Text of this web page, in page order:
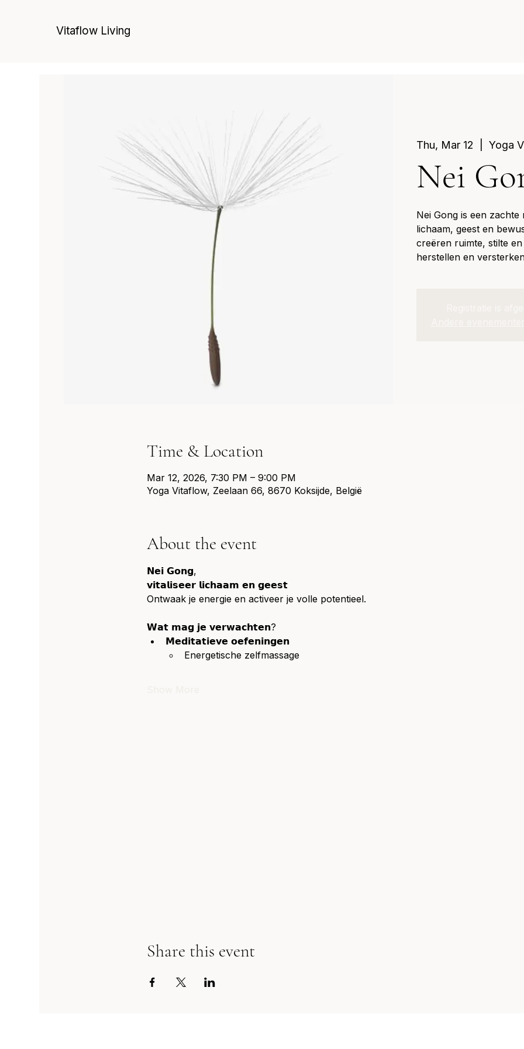
Vitaflow Living
Thu, Mar 12 Yoga
Nei
Nei Gong is een zachte
lichaam, geest en
creëren ruimte, stilte
herstellen en
Time & Location
Mar 12, 2026, 7:30 PM – 9:00 PM
Yoga Vitaflow, Zeelaan 66, 8670 Koksijde, België
About the event
𝗡𝗲𝗶 𝗚𝗼𝗻𝗴,
𝘃𝗶𝘁𝗮𝗹𝗶𝘀𝗲𝗲𝗿 𝗹𝗶𝗰𝗵𝗮𝗮𝗺 𝗲𝗻 𝗴𝗲𝗲𝘀𝘁
Ontwaak je energie en activeer je volle potentieel.
𝗪𝗮𝘁 𝗺𝗮𝗴 𝗷𝗲 𝘃𝗲𝗿𝘄𝗮𝗰𝗵𝘁𝗲𝗻?
𝗠𝗲𝗱𝗶𝘁𝗮𝘁𝗶𝗲𝘃𝗲 𝗼𝗲𝗳𝗲𝗻𝗶𝗻𝗴𝗲𝗻
Energetische zelfmassage
Share this event